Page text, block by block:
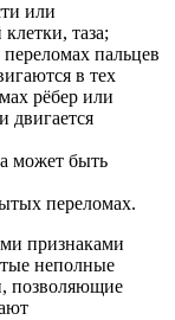
или
таза;
пальцев
в тех
рёбер или
двигается
может быть
переломах.
признаками
неполные
позволяющие